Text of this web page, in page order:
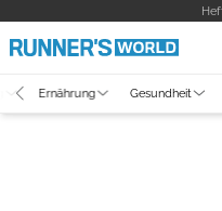
Ernährung Gesundheit